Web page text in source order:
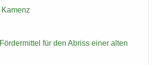
Ka­menz
für den Ab­riss einer alten